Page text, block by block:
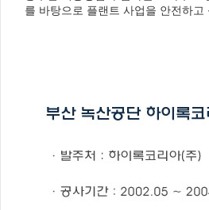
를 바탕으로 플랜트 사업을 안전하